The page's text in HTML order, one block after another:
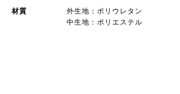
材質
外生地：ポリウレタン
中生地：ポリエステル